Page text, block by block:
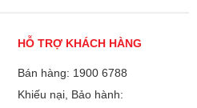
tâm lớn từ người tiêu dùng, đặc
vừa và nhỏ. Vậy điều hòa 9000
BTU dùng cho phòng bao nhiêu
HỖ TRỢ KHÁCH HÀNG
Bán hàng: 1900 6788
Khiếu nại, Bảo hành: